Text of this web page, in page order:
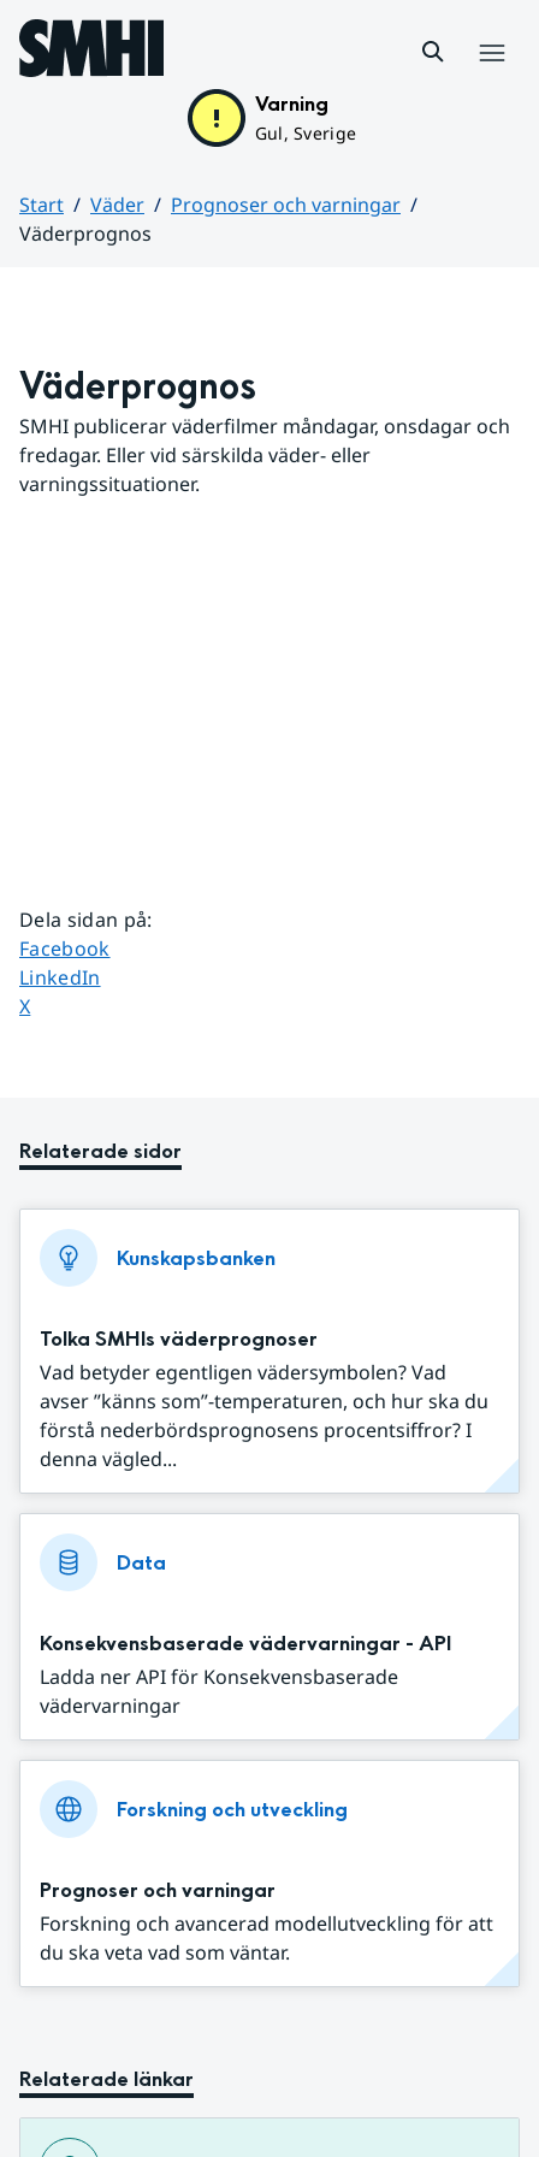
Hoppa till sidans innehåll
Varning
Gul, Sverige
Start Väder
Prognoser och varningar
Väderprognos
Väderprognos
SMHI publicerar väderfilmer måndagar, onsdagar och
fredagar. Eller vid särskilda väder- eller
varningssituationer.
Dela sidan på:
Dela sidan på
Facebook
Dela sidan på
LinkedIn
Dela sidan på
X
Relaterade sidor
Kunskapsbanken
Tolka SMHIs väderprognoser
Vad betyder egentligen vädersymbolen? Vad
avser ”känns som”-temperaturen, och hur ska du
förstå nederbördsprognosens procentsiffror? I
denna vägled...
Data
Konsekvensbaserade vädervarningar - API
Ladda ner API för Konsekvensbaserade
vädervarningar
Forskning och utveckling
Prognoser och varningar
Forskning och avancerad modellutveckling för att
du ska veta vad som väntar.
Relaterade länkar